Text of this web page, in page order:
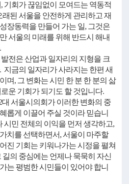
기회가 끊임없이 모여드는 역동적
된 서울을 안전하게 관리하고 재
장동력을 만들어 가는 일, 그것은
서울의 미래를 위해 반드시 해내
전은 산업과 일자리의 지형을 크
지금의 일자리가 사라지는 한편 새
며, 그 변화는 시민 한 분 한 분의 삶
운 기회가 되기도 할 것입니다.
서울시의회가 이러한 변화의 중
롭게 이끌어 주실 것이라 믿습니
시민 전체의 이익을 먼저 생각하고,
치를 선택하면서, 서울이 마주할
진 기회는 키워나가는 시정을 펼쳐
의 중심에는 언제나 묵묵히 자신
는 평범한 시민들이 있어야 합니